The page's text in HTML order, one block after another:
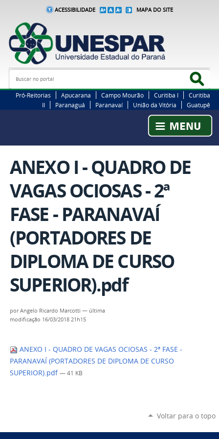
ACESSIBILIDADE MAPA DO SITE
Busca
Pró-Reitorias Apucarana Campo Mourão Curitiba I
Curitiba
II
Paranaguá Paranavaí União da Vitória Guatupê
ANEXO I - QUADRO DE
VAGAS OCIOSAS - 2ª
FASE - PARANAVAÍ
(PORTADORES DE
DIPLOMA DE CURSO
SUPERIOR).pdf
porAngelo Ricardo Marcotti — última
modificação 16/03/2018 21h15
ANEXO I - QUADRO DE VAGAS OCIOSAS - 2ª FASE -
PARANAVAÍ (PORTADORES DE DIPLOMA DE CURSO
SUPERIOR).pdf — 41 KB
Voltar para o topo